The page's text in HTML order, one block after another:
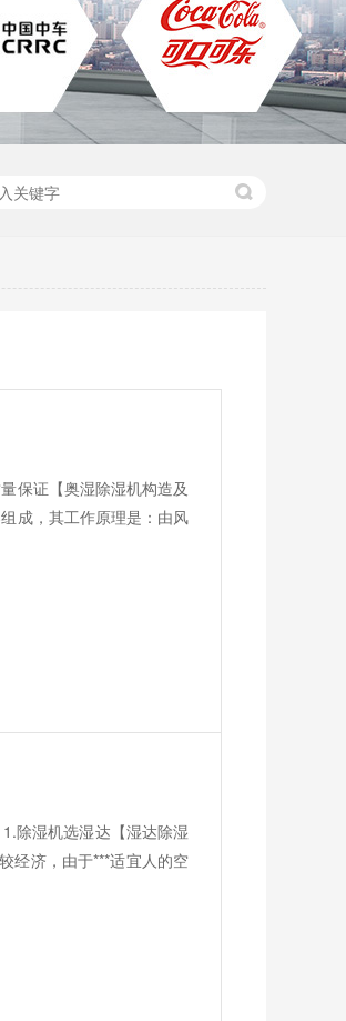
保证【奥湿除湿机构造及
成，其工作原理是：由风
除湿机选湿达【湿达除湿
经济，由于***适宜人的空